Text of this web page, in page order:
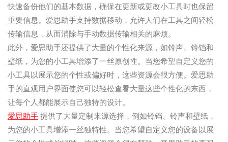
快速备份他们的基本数据，确保在更新或更改小工具时也保留
重要信息。爱思助手支持数据移动，允许人们在工具之间轻松
传输信息，从而消除与手动数据传输相关的麻烦。
此外，爱思助手还提供了大量的个性化来源，如铃声、铃铛和
壁纸，为您的小工具增添了一丝原创性。当您希望自定义您的
小工具以展示您的个性或偏好时，这些资源会很方便。爱思助
手的直观用户界面使您可以轻松查看大量这些个性化的东西，
让每个人都能展示自己独特的设计。
愛思助手提供了大量定制来源选择，例如铃铛、铃声和壁纸，
为您的小工具增添一丝独特性。当您希望自定义您的设备以展